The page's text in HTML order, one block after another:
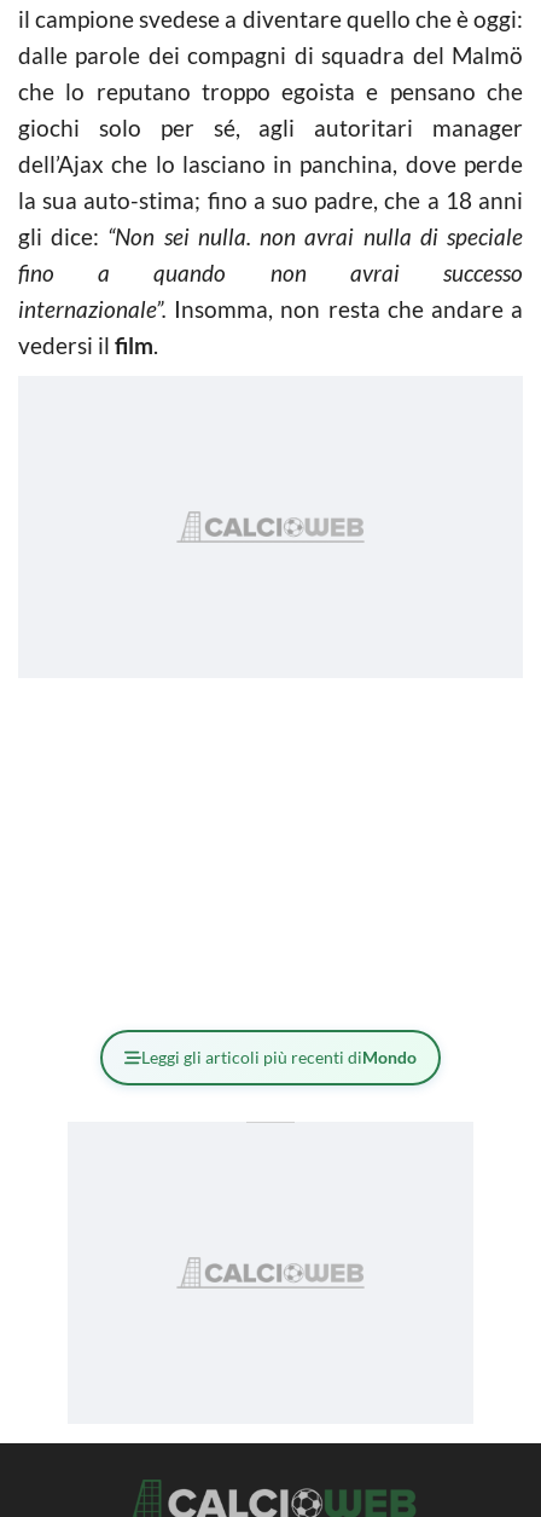
il campione svedese a diventare quello che è oggi:
dalle parole dei compagni di squadra del Malmö
che lo reputano troppo egoista e pensano che
giochi solo per sé, agli autoritari manager
dell’Ajax che lo lasciano in panchina, dove perde
la sua auto-stima; fino a suo padre, che a 18 anni
gli dice: “Non sei nulla. non avrai nulla di speciale
fino a quando non avrai successo
internazionale”. Insomma, non resta che andare a
vedersi il film.
Leggi gli articoli più recenti diMondo